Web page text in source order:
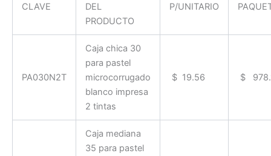
CLAVE
DEL
PRODUCTO
P/UNITARIO
PA030N2T
Caja chica 30
para pastel
microcorrugado
blanco impresa
2 tintas
$ 19.56 $
Caja mediana
35 para pastel